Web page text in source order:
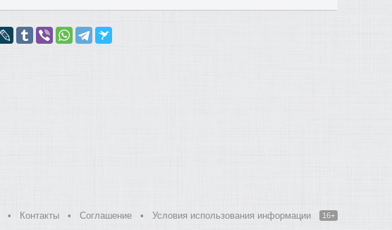
• Контакты • Соглашение • Условия использования информации 16+